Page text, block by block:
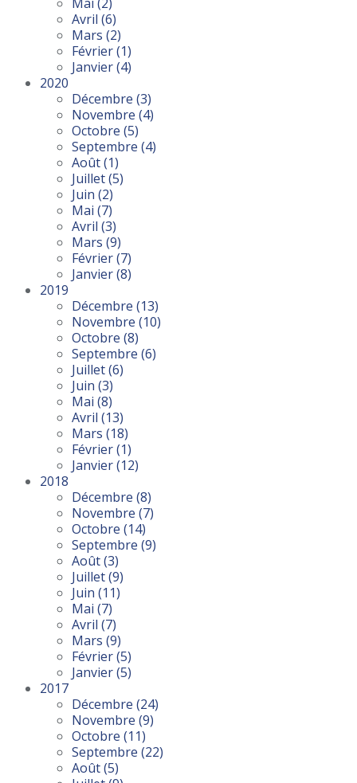
Avril (6)
Mars (2)
Février(1)
Janvier(4)
2020
Décembre (3)
Novembre (4)
Octobre (5)
Septembre (4)
Août(1)
Juillet(5)
Juin (2)
Mai (7)
Avril (3)
Mars (9)
Février(7)
Janvier(8)
2019
Décembre (13)
Novembre (10)
Octobre (8)
Septembre (6)
Juillet(6)
Juin (3)
Mai (8)
Avril (13)
Mars (18)
Février(1)
Janvier(12)
2018
Décembre (8)
Novembre (7)
Octobre (14)
Septembre (9)
Août(3)
Juillet(9)
Juin (11)
Mai (7)
Avril (7)
Mars (9)
Février(5)
Janvier(5)
2017
Décembre (24)
Novembre (9)
Octobre (11)
Septembre (22)
Août(5)